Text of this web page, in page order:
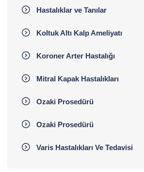
Hastalıklar ve Tanılar
Koltuk Altı Kalp Ameliyatı
Koroner Arter Hastalığı
Mitral Kapak Hastalıkları
Ozaki Prosedürü
Ozaki Prosedürü
Varis Hastalıkları Ve Tedavisi